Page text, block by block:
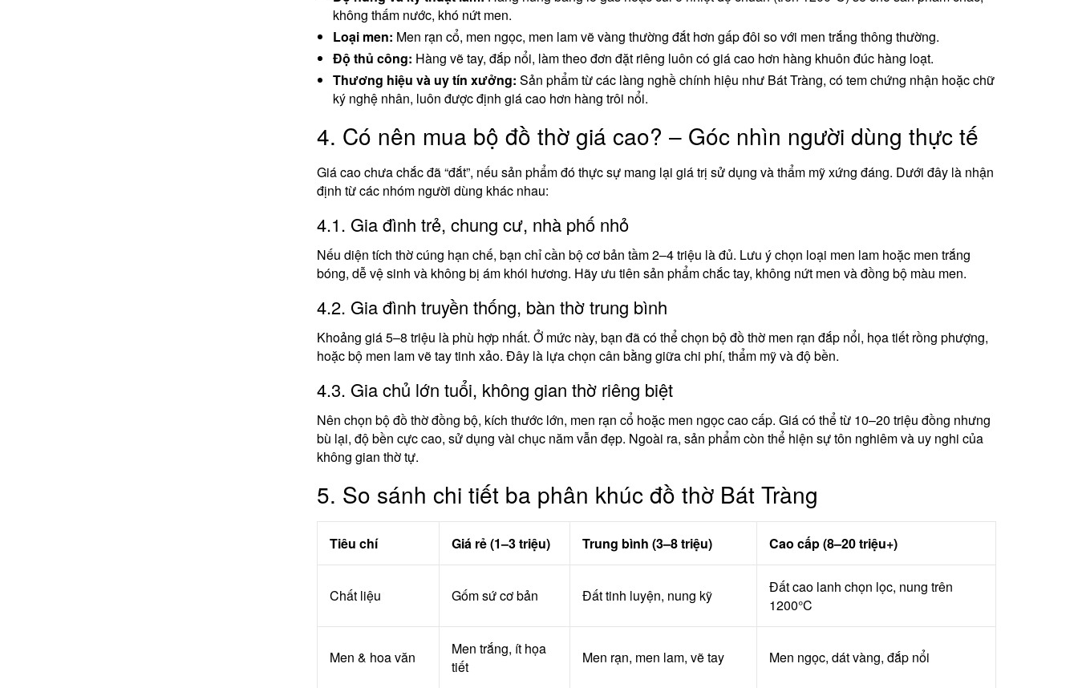
không thấm nước, khó nứt men.
Loại men: Men rạn cổ, men ngọc, men lam vẽ vàng thường đắt hơn gấp đôi so với men trắng thông thường.
Độ thủ công: Hàng vẽ tay, đắp nổi, làm theo đơn đặt riêng luôn có giá cao hơn hàng khuôn đúc hàng loạt.
Thương hiệu và uy tín xưởng: Sản phẩm từ các làng nghề chính hiệu như Bát Tràng, có tem chứng nhận hoặc chữ
ký nghệ nhân, luôn được định giá cao hơn hàng trôi nổi.
4. Có nên mua bộ đồ thờ giá cao? – Góc nhìn người dùng thực tế
Giá cao chưa chắc đã “đắt”, nếu sản phẩm đó thực sự mang lại giá trị sử dụng và thẩm mỹ xứng đáng. Dưới đây là nhận
định từ các nhóm người dùng khác nhau:
4.1. Gia đình trẻ, chung cư, nhà phố nhỏ
Nếu diện tích thờ cúng hạn chế, bạn chỉ cần bộ cơ bản tầm 2–4 triệu là đủ. Lưu ý chọn loại men lam hoặc men trắng
bóng, dễ vệ sinh và không bị ám khói hương. Hãy ưu tiên sản phẩm chắc tay, không nứt men và đồng bộ màu men.
4.2. Gia đình truyền thống, bàn thờ trung bình
Khoảng giá 5–8 triệu là phù hợp nhất. Ở mức này, bạn đã có thể chọn bộ đồ thờ men rạn đắp nổi, họa tiết rồng phượng,
hoặc bộ men lam vẽ tay tinh xảo. Đây là lựa chọn cân bằng giữa chi phí, thẩm mỹ và độ bền.
4.3. Gia chủ lớn tuổi, không gian thờ riêng biệt
Nên chọn bộ đồ thờ đồng bộ, kích thước lớn, men rạn cổ hoặc men ngọc cao cấp. Giá có thể từ 10–20 triệu đồng nhưng
bù lại, độ bền cực cao, sử dụng vài chục năm vẫn đẹp. Ngoài ra, sản phẩm còn thể hiện sự tôn nghiêm và uy nghi của
không gian thờ tự.
5. So sánh chi tiết ba phân khúc đồ thờ Bát Tràng
Tiêu chí Giá rẻ (1–3 triệu) Trung bình (3–8 triệu) Cao cấp (8–20 triệu+)
Chất liệu Gốm sứ cơ bản Đất tinh luyện, nung kỹ
Đất cao lanh chọn lọc, nung trên
1200°C
Men & hoa văn
Men trắng, ít họa
tiết
Men rạn, men lam, vẽ tay Men ngọc, dát vàng, đắp nổi